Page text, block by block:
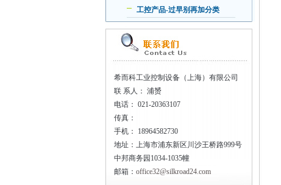
工控产品-过早别再加分类
希而科工业控制设备（上海）有限公司
联 系人： 浦赟
电话： 021-20363107
传真：
手机：
18964582730
地址：上海市浦东新区川沙王桥路999号
中邦商务园1034-1035幢
邮箱： office32@silkroad24.com